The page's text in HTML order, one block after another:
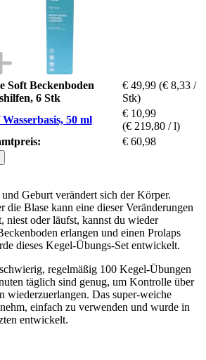
Soft Beckenboden
6 Stk
€ 49,99 (€ 8,33 /
Stk)
50 ml
€ 10,99
(€ 219,80 / l)
€ 60,98
Geburt verändert sich der Körper.
die Blase kann eine dieser Veränderungen
niest oder läufst, kannst du wieder
erlangen und einen Prolaps
dieses Kegel-Übungs-Set entwickelt.
regelmäßig 100 Kegel-Übungen
täglich sind genug, um Kontrolle über
wiederzuerlangen. Das super-weiche
einfach zu verwenden und wurde in
entwickelt.